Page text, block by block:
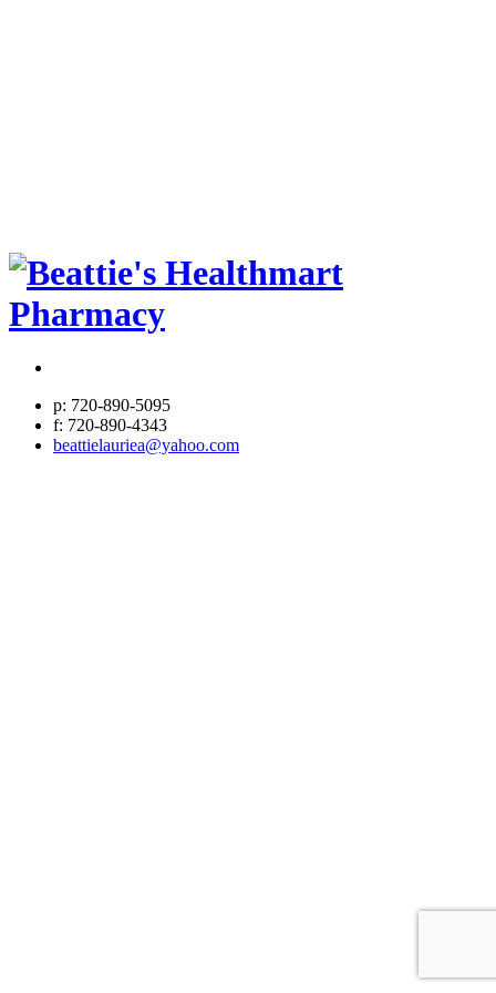
p: 720-890-5095
f: 720-890-4343
beattielauriea@yahoo.com